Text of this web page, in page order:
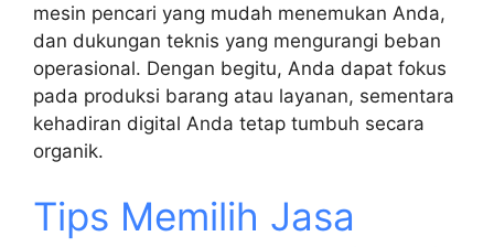
mesin pencari yang mudah menemukan Anda,
dan dukungan teknis yang mengurangi beban
operasional. Dengan begitu, Anda dapat fokus
pada produksi barang atau layanan, sementara
kehadiran digital Anda tetap tumbuh secara
organik.
Tips Memilih Jasa